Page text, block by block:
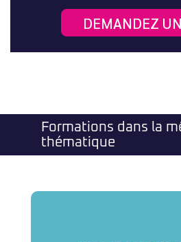
DEMANDEZ
Formations dans la
thématique